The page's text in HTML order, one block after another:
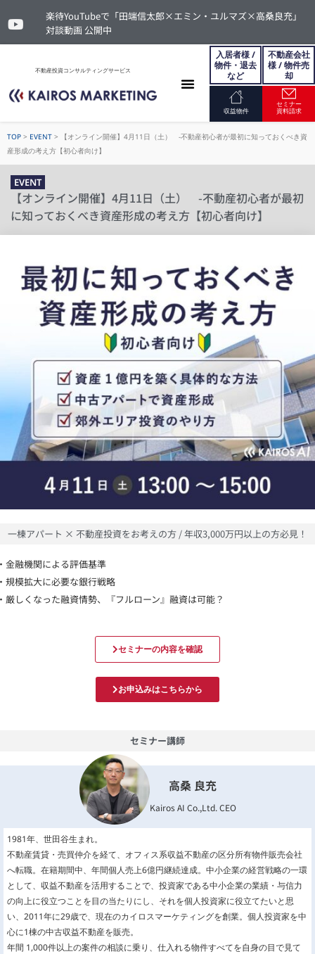
楽待YouTubeで「田端信太郎×エミン・ユルマズ×高桑良充」
対談動画 公開中
不動産投資コンサルティングサービス
入居者様 /
物件・退去
など
不動産会社
様 / 物件売
却
収益物件
セミナー
資料請求
TOP > EVENT >
【オンライン開催】4月11日（土） -不動産初心者が最初に知っておくべき資
産形成の考え方【初心者向け】
EVENT
【オンライン開催】4月11日（土） -不動産初心者が最初
に知っておくべき資産形成の考え方【初心者向け】
一棟アパート × 不動産投資をお考えの方 / 年収3,000万円以上の方必見！
金融機関による評価基準
規模拡大に必要な銀行戦略
厳しくなった融資情勢、『フルローン』融資は可能？
セミナーの内容を確認
お申込みはこちらから
セミナー講師
高桑 良充
Kairos AI Co.,Ltd. CEO
1981年、世田谷生まれ。
不動産賃貸・売買仲介を経て、オフィス系収益不動産の区分所有物件販売会社
へ転職。在籍期間中、年間個人売上6億円継続達成。中小企業の経営戦略の一環
として、収益不動産を活用することで、投資家である中小企業の業績・与信力
の向上に役立つことを目の当たりにし、それを個人投資家に役立てたいと思
い、2011年に29歳で、現在のカイロスマーケティングを創業。個人投資家を中
心に1棟の中古収益不動産を販売。
年間 1,000件以上の案件の相談に乗り、仕入れる物件すべてを自身の目で見て